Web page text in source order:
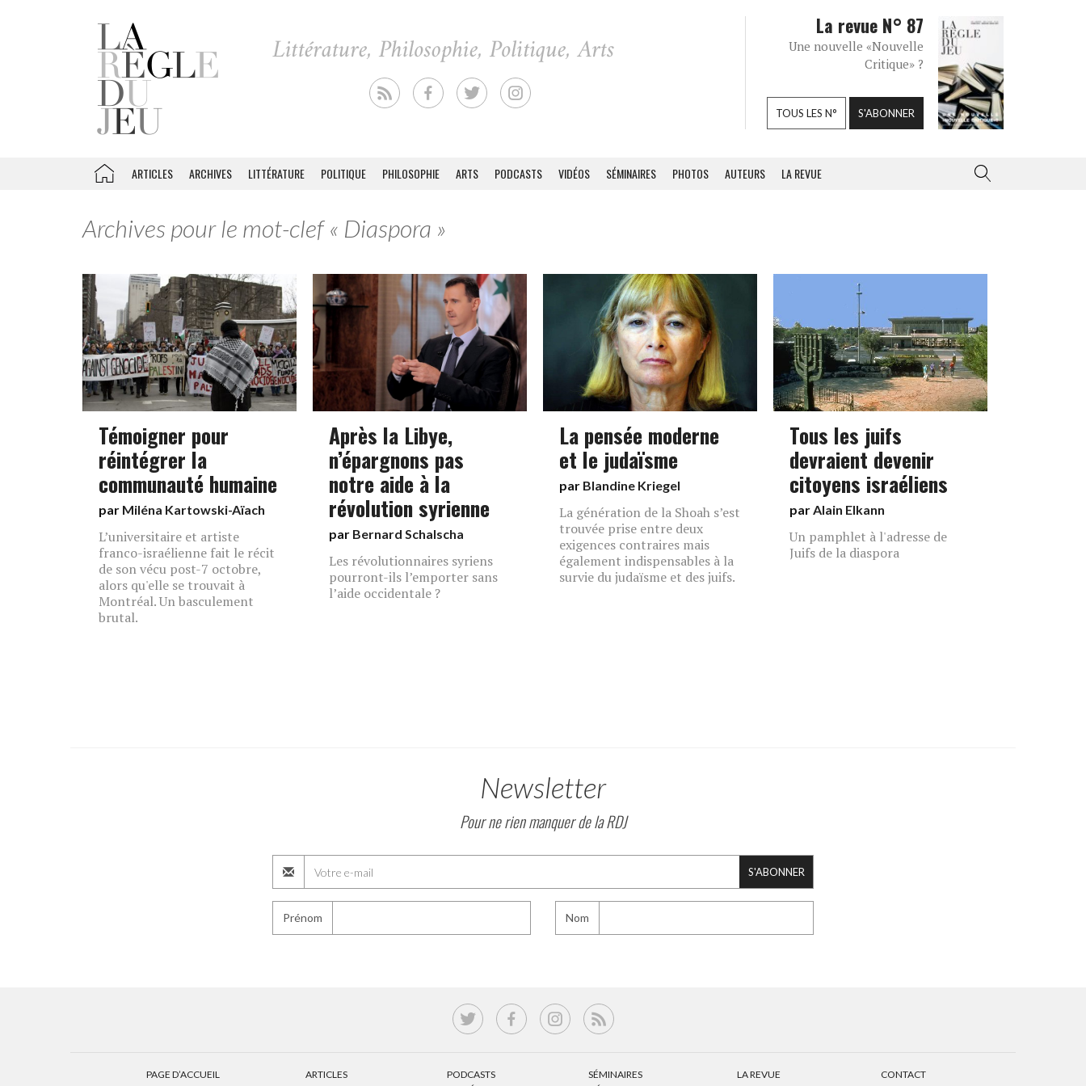
La revue N° 87
Une nouvelle «Nouvelle
Critique» ?
TOUS LES N° S'ABONNER
ARTICLES ARCHIVES LITTÉRATURE POLITIQUE PHILOSOPHIE ARTS PODCASTS VIDÉOS SÉMINAIRES PHOTOS AUTEURS LA REVUE
Archives pour le mot-clef « Diaspora »
Témoigner pour
réintégrer la
communauté humaine
par Miléna Kartowski-Aïach
L’universitaire et artiste
franco-israélienne fait le récit
de son vécu post-7 octobre,
alors qu'elle se trouvait à
Montréal. Un basculement
brutal.
Après la Libye,
n’épargnons pas
notre aide à la
révolution syrienne
par Bernard Schalscha
Les révolutionnaires syriens
pourront-ils l’emporter sans
l’aide occidentale ?
La pensée moderne
et le judaïsme
par Blandine Kriegel
La génération de la Shoah s’est
trouvée prise entre deux
exigences contraires mais
également indispensables à la
survie du judaïsme et des juifs.
Tous les juifs
devraient devenir
citoyens israéliens
parAlain Elkann
Un pamphlet à l'adresse de
Juifs de la diaspora
Newsletter
Pour ne rien manquer de la RDJ
S'ABONNER
Prénom Nom
PAGE D’ACCUEIL
ARTICLES
PODCASTS
SÉMINAIRES
LA REVUE
CONTACT